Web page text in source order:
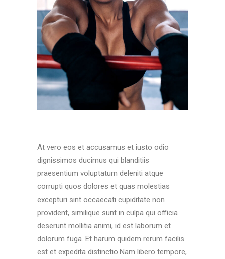
At vero eos et accusamus et iusto odio
dignissimos ducimus qui blanditiis
praesentium voluptatum deleniti atque
corrupti quos dolores et quas molestias
excepturi sint occaecati cupiditate non
provident, similique sunt in culpa qui officia
deserunt mollitia animi, id est laborum et
dolorum fuga. Et harum quidem rerum facilis
est et expedita distinctio.Nam libero tempore,